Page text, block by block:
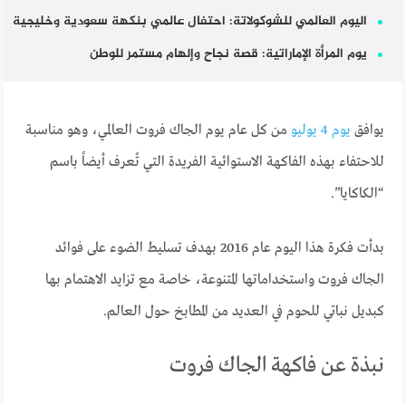
اليوم العالمي للشوكولاتة: احتفال عالمي بنكهة سعودية وخليجية
يوم المرأة الإماراتية: قصة نجاح وإلهام مستمر للوطن
يوافق يوم 4 يوليو
من كل عام يوم الجاك فروت العالمي، وهو مناسبة
للاحتفاء بهذه الفاكهة الاستوائية الفريدة التي تُعرف أيضاً باسم
“الكاكايا”.
بدأت فكرة هذا اليوم عام 2016 بهدف تسليط الضوء على فوائد
الجاك فروت واستخداماتها المتنوعة، خاصة مع تزايد الاهتمام بها
كبديل نباتي للحوم في العديد من المطابخ حول العالم.
نبذة عن فاكهة الجاك فروت